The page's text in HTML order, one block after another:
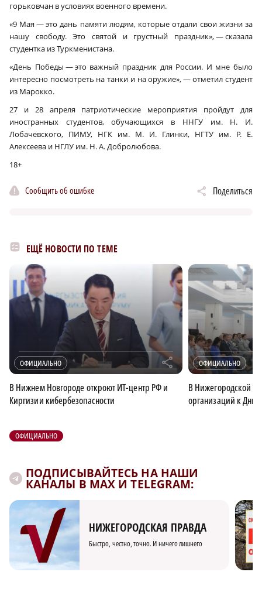
горьковчан в условиях военного времени.
«9 Мая — это дань памяти людям, которые отдали свои жизни за
нашу свободу. Это святой и грустный праздник», — сказала
студентка из Туркменистана.
«День Победы — это важный праздник для России. И мне было
интересно посмотреть на танки и на оружие», — отметил студент
из Марокко.
27 и 28 апреля патриотические мероприятия пройдут для
иностранных студентов, обучающихся в ННГУ им. Н. И.
Лобачевского, ПИМУ, НГК им. М. И. Глинки, НГТУ им. Р. Е.
Алексеева и НГЛУ им. Н. А. Добролюбова.
18+
Сообщить об ошибке Поделиться
ЕЩЁ НОВОСТИ ПО ТЕМЕ
ОФИЦИАЛЬНО r
В Нижнем Новгороде откроют ИТ-центр РФ и
Киргизии кибербезопасности
ОФИЦИАЛЬНО
В Нижегородской
организаций к Дню
ОФИЦИАЛЬНО
ПОДПИСЫВАЙТЕСЬ НА НАШИ
КАНАЛЫ В MAX И TELEGRAM:
НИЖЕГОРОДСКАЯ ПРАВДА
Быстро, честно, точно. И ничего лишнего